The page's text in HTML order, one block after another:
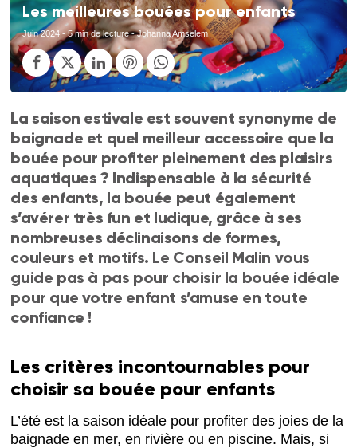
Les meilleures bouées pour enfants
Juin 2024- 5 min de lecture - Johanna Amselem
La saison estivale est souvent synonyme de
baignade et quel meilleur accessoire que la
bouée pour profiter pleinement des plaisirs
aquatiques ? Indispensable à la sécurité
des enfants, la bouée peut également
s’avérer très fun et ludique, grâce à ses
nombreuses déclinaisons de formes,
couleurs et motifs. Le Conseil Malin vous
guide pas à pas pour choisir la bouée idéale
pour que votre enfant s’amuse en toute
confiance !
Les critères incontournables pour
choisir sa bouée pour enfants
L’été est la saison idéale pour profiter des joies de la
baignade en mer, en rivière ou en piscine. Mais, si